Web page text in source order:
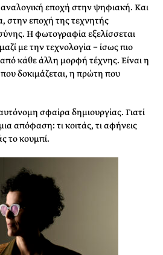
εποχή στην ψηφιακή. Και
στην εποχή της τεχνητής
Η φωτογραφία εξελίσσεται
με την τεχνολογία − ίσως πιο
κάθε άλλη μορφή τέχνης. Είναι η
δοκιμάζεται, η πρώτη που
σφαίρα δημιουργίας. Γιατί
απόφαση: τι κοιτάς, τι αφήνεις
το κουμπί.